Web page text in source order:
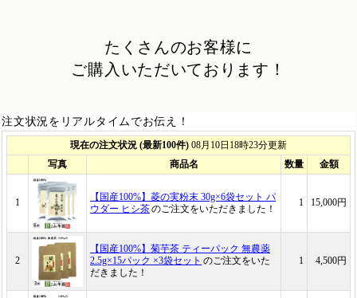
たくさんのお客様に
ご購入いただいております！
注文状況をリアルタイムでお伝え！